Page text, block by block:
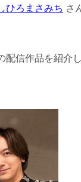
ひろまさみち さ
配信作品を紹介